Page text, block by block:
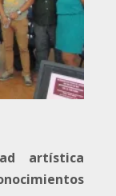
artística